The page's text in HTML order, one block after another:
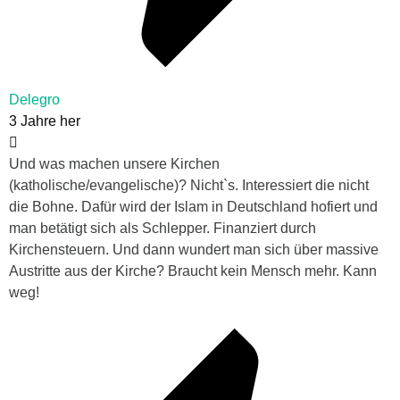
Delegro
3 Jahre her
Und was machen unsere Kirchen
(katholische/evangelische)? Nicht`s. Interessiert die nicht
die Bohne. Dafür wird der Islam in Deutschland hofiert und
man betätigt sich als Schlepper. Finanziert durch
Kirchensteuern. Und dann wundert man sich über massive
Austritte aus der Kirche? Braucht kein Mensch mehr. Kann
weg!